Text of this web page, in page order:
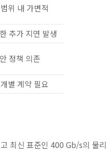
위 내 가변적
추가 지연 발생
정책 의존
별 계약 필요
최신 표준인 400 Gb/s의 물리